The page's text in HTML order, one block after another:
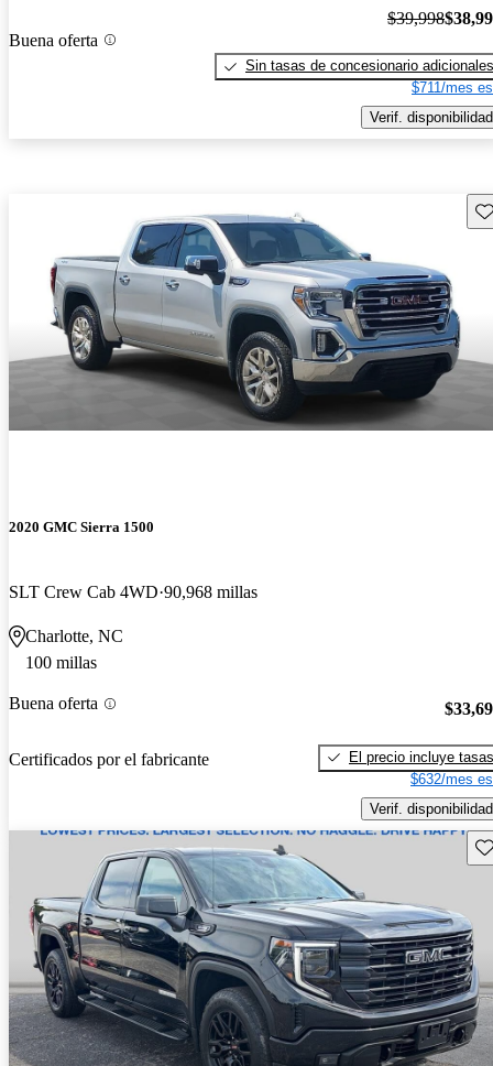
Buena oferta
$39,998
Sin tasas de concesionario adicionales
$711/mes
Verif. disponibilidad
2020 GMC Sierra 1500
SLT Crew Cab 4WD 90,968 millas
Charlotte, NC
100 millas
Buena oferta
Certificados por el fabricante
El precio incluye tasas
$632/mes
Verif. disponibilidad